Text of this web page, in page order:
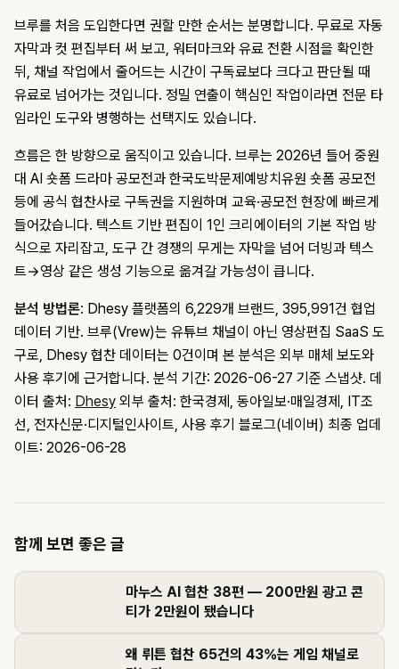
브루를 처음 도입한다면 권할 만한 순서는 분명합니다. 무료로 자동
자막과 컷 편집부터 써 보고, 워터마크와 유료 전환 시점을 확인한
뒤, 채널 작업에서 줄어드는 시간이 구독료보다 크다고 판단될 때
유료로 넘어가는 것입니다. 정밀 연출이 핵심인 작업이라면 전문 타
임라인 도구와 병행하는 선택지도 있습니다.
흐름은 한 방향으로 움직이고 있습니다. 브루는 2026년 들어 중원
대 AI 숏폼 드라마 공모전과 한국도박문제예방치유원 숏폼 공모전
등에 공식 협찬사로 구독권을 지원하며 교육·공모전 현장에 빠르게
들어갔습니다. 텍스트 기반 편집이 1인 크리에이터의 기본 작업 방
식으로 자리잡고, 도구 간 경쟁의 무게는 자막을 넘어 더빙과 텍스
트→영상 같은 생성 기능으로 옮겨갈 가능성이 큽니다.
분석 방법론: Dhesy 플랫폼의 6,229개 브랜드, 395,991건 협업
데이터 기반. 브루(Vrew)는 유튜브 채널이 아닌 영상편집 SaaS 도
구로, Dhesy 협찬 데이터는 0건이며 본 분석은 외부 매체 보도와
사용 후기에 근거합니다. 분석 기간: 2026-06-27 기준 스냅샷. 데
이터 출처: Dhesy 외부 출처: 한국경제, 동아일보·매일경제, IT조
선, 전자신문·디지털인사이트, 사용 후기 블로그(네이버) 최종 업데
이트: 2026-06-28
함께 보면 좋은 글
마누스 AI 협찬 38편 — 200만원 광고 콘
티가 2만원이 됐습니다
왜 뤼튼 협찬 65건의 43%는 게임 채널로